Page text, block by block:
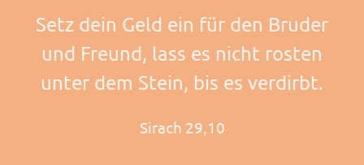
Setz dein Geld ein für den Bruder
und Freund, lass es nicht rosten
unter dem Stein, bis es verdirbt.
Sirach 29,10